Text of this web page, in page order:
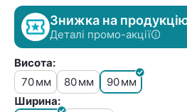
Знижка на
Деталі промо-акції
Висота:
70мм 80мм 90мм
Ширина: